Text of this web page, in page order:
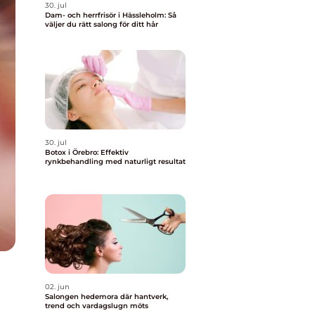
30. jul
Dam- och herrfrisör i Hässleholm: Så
väljer du rätt salong för ditt hår
30. jul
Botox i Örebro: Effektiv
rynkbehandling med naturligt resultat
02. jun
Salongen hedemora där hantverk,
trend och vardagslugn möts